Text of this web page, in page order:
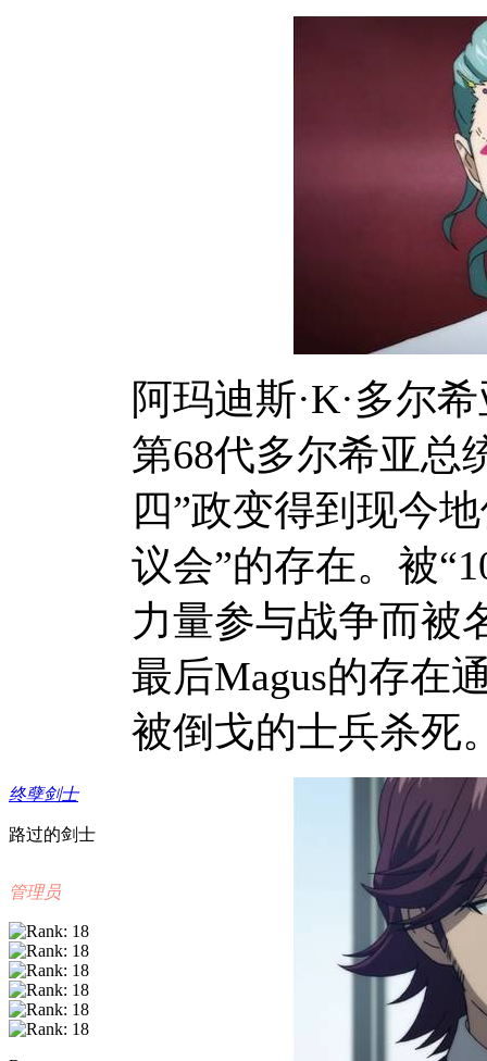
终孽剑士
路过的剑士
管理员
阿玛迪斯·K·多尔
第68代多尔希亚总
四”政变得到现今
议会”的存在。被“
力量参与战争而被
最后Magus的存在
被倒戈的士兵杀死